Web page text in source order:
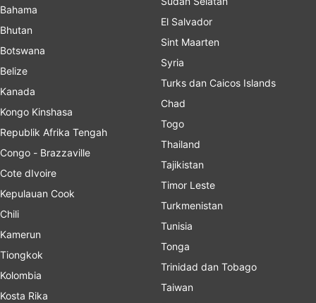
Bahama
Bhutan
Botswana
Belize
Kanada
Kongo Kinshasa
Republik Afrika Tengah
Congo - Brazzaville
Cote dIvoire
Kepulauan Cook
Chili
Kamerun
Tiongkok
Kolombia
Kosta Rika
El Salvador
Sint Maarten
Syria
Turks dan Caicos Islands
Chad
Togo
Thailand
Tajikistan
Timor Leste
Turkmenistan
Tunisia
Tonga
Trinidad dan Tobago
Taiwan